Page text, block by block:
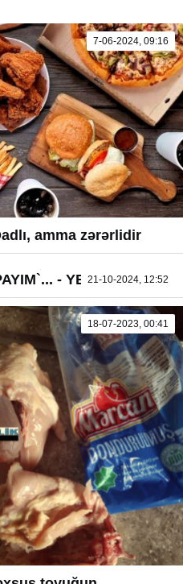
7-06-2024, 09:16
amma zərərlidir
21-10-2024, 12:52
- YEMƏYİN!
18-07-2023, 00:41